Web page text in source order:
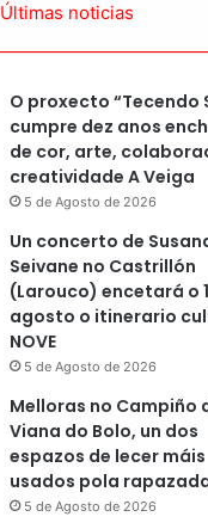
Últimas noticias
O proxecto “Tecendo
cumpre dez anos
de cor, arte,
creatividade A Veiga
5 de Agosto de 2026
Un concerto de
Seivane no Castrillón
(Larouco) encetará o
agosto o itinerario
NOVE
5 de Agosto de 2026
Melloras no Campiño
Viana do Bolo, un dos
espazos de lecer máis
usados pola
5 de Agosto de 2026